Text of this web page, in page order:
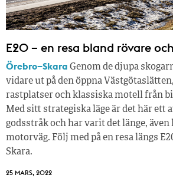
E20 – en resa bland rövare
Örebro–Skara Genom de djupa
vidare ut på den öppna
rastplatser och klassiska motell från
Med sitt strategiska läge är det här ett
godsstråk och har varit det länge,
motorväg. Följ med på en resa längs
Skara.
25 MARS, 2022